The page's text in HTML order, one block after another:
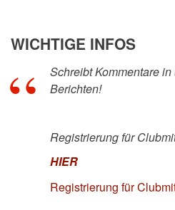
WICHTIGE INFOS
Schreibt Kommentare
Berichten!
Registrierung für
HIER
Registrierung für